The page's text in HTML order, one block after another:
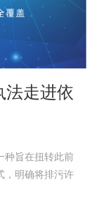
法走进依
种旨在扭转此前
，明确将排污许